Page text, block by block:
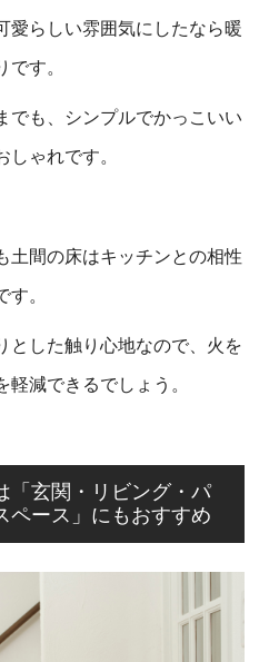
愛らしい雰囲気にしたなら暖
す。
でも、シンプルでかっこいい
ゃれです。
土間の床はキッチンとの相性
。
とした触り心地なので、火を
減できるでしょう。
「玄関・リビング・パ
ペース」にもおすすめ